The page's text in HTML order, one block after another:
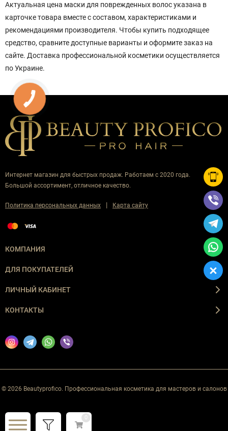
Актуальная цена маски для поврежденных волос указана в
карточке товара вместе с составом, характеристиками и
рекомендациями производителя. Чтобы купить подходящее
средство, сравните доступные варианты и оформите заказ на
сайте. Доставка профессиональной косметики осуществляется
по Украине.
Интернет магазин для быстрых продаж. Работаем с 2020 года.
Большой ассортимент, отличное качество.
Политика персональных данных | Карта сайту
КОМПАНИЯ
ДЛЯ ПОКУПАТЕЛЕЙ
ЛИЧНЫЙ КАБИНЕТ
КОНТАКТЫ
© 2026 Beautyprofico. Профессиональная косметика для мастеров и салонов
0